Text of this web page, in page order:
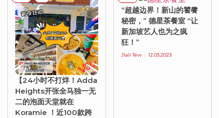
【24小时不打烊！Adda
Heights开张全马独一无
二的泡面天堂就在
Koramie ！近100款跨
“超越边界！新山的饕餮
秘密，” 德星茶餐室 “让
新加坡艺人也为之疯
狂！”
Jiali Tew 12.03.2023